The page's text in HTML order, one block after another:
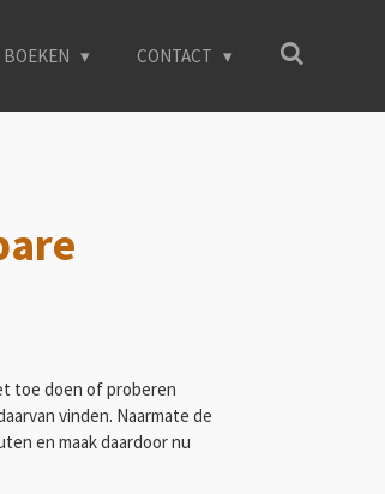
BOEKEN CONTACT
toe doen of proberen
vinden. Naarmate de
en maak daardoor nu